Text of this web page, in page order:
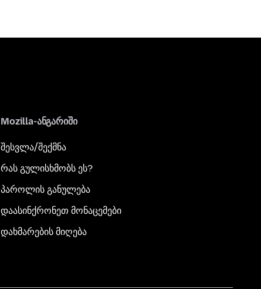
Mozilla-ანგარიში
შესვლა/შექმნა
რას გულისხმობს ეს?
პაროლის განულება
დაასინქრონეთ მონაცემები
დახმარების მიღება